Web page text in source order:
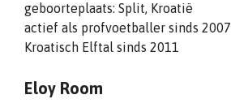
geboorteplaats: Split, Kroatië
actief als profvoetballer sinds 2007
Kroatisch Elftal sinds 2011
Eloy Room